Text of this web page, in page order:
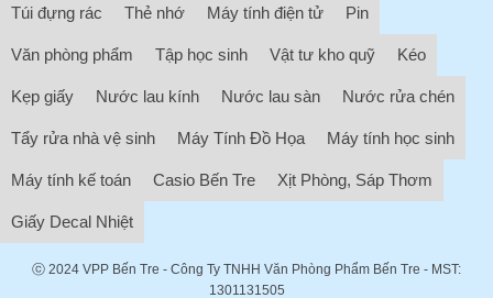
Túi đựng rác Thẻ nhớ Máy tính điện tử Pin
Văn phòng phẩm Tập học sinh Vật tư kho quỹ Kéo
Kẹp giấy Nước lau kính Nước lau sàn Nước rửa chén
Tẩy rửa nhà vệ sinh Máy Tính Đồ Họa Máy tính học sinh
Máy tính kế toán Casio Bến Tre Xịt Phòng, Sáp Thơm
Giấy Decal Nhiệt
ⓒ 2024 VPP Bến Tre - Công Ty TNHH Văn Phòng Phẩm Bến Tre - MST:
1301131505